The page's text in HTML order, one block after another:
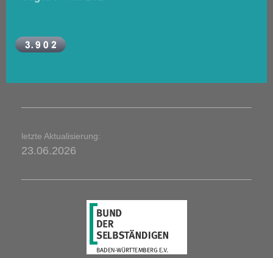
letzte Aktualisierung:
23.06.2026